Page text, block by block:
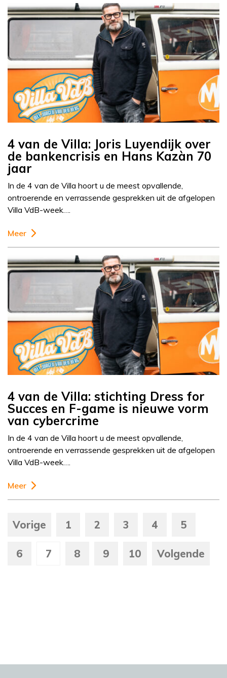
4 van de Villa: Joris Luyendijk over
de bankencrisis en Hans Kazàn 70
jaar
In de 4 van de Villa hoort u de meest opvallende,
ontroerende en verrassende gesprekken uit de afgelopen
Villa VdB-week….
Meer
4 van de Villa: stichting Dress for
Succes en F-game is nieuwe vorm
van cybercrime
In de 4 van de Villa hoort u de meest opvallende,
ontroerende en verrassende gesprekken uit de afgelopen
Villa VdB-week….
Meer
Vorige 1 2 3 4 5
6 7 8 9 10 Volgende